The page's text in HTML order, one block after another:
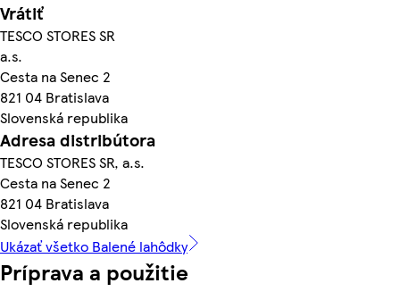
Vrátiť
TESCO STORES SR
a.s.
Cesta na Senec 2
821 04 Bratislava
Slovenská republika
Adresa distribútora
TESCO STORES SR, a.s.
Cesta na Senec 2
821 04 Bratislava
Slovenská republika
Ukázať všetko Balené lahôdky
Príprava a použitie